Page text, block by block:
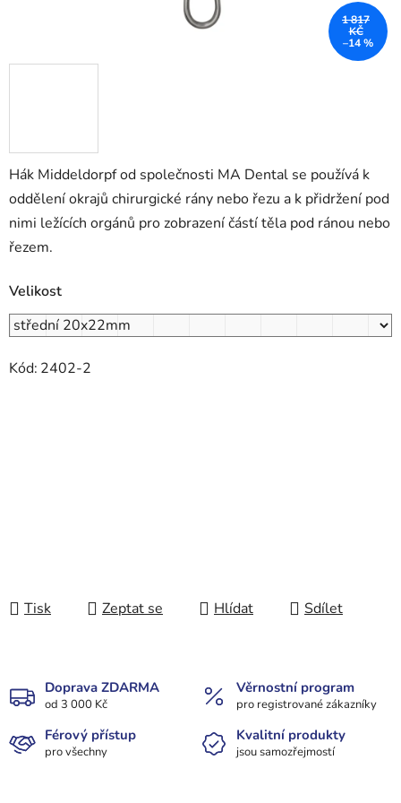
Hák Middeldorpf od společnosti MA Dental se používá k
oddělení okrajů chirurgické rány nebo řezu a k přidržení pod
nimi ležících orgánů pro zobrazení částí těla pod ránou nebo
řezem.
Velikost
Kód: 2402-2
Tisk Zeptat se Hlídat Sdílet
1 817
KČ
–14 %
Doprava ZDARMA
od 3 000 Kč
Věrnostní program
pro registrované zákazníky
Férový přístup
pro všechny
Kvalitní produkty
jsou samozřejmostí